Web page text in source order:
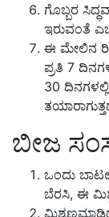
ಗೊಬ್ಬರ
ಇರುವಂತೆ
ಈ ಮೇಲಿನ
ಪ್ರತಿ 7
30
ಬೀಜ
ಒಂದು ಬಾಟಲ್
ಬೆರಸಿ, ಈ